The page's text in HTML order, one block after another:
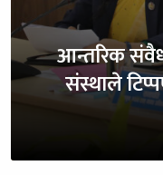
आन्तरिक
संस्थाले